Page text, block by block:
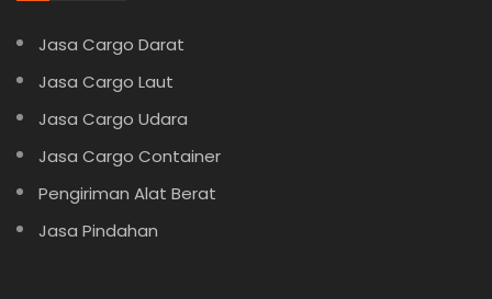
Jasa Cargo Darat
Jasa Cargo Laut
Jasa Cargo Udara
Jasa Cargo Container
Pengiriman Alat Berat
Jasa Pindahan